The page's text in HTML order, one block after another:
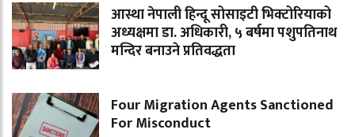
आस्था नेपाली हिन्दू सोसाइटी भिक्टोरियाको
अध्यक्षमा डा. अधिकारी, ५ बर्षमा पशुपतिनाथ
मन्दिर बनाउने प्रतिवद्धता
Four Migration Agents Sanctioned
For Misconduct